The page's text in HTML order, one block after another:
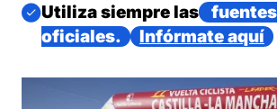
Imagen
Utiliza siempre las
fuentes
oficiales.
Infórmate aquí